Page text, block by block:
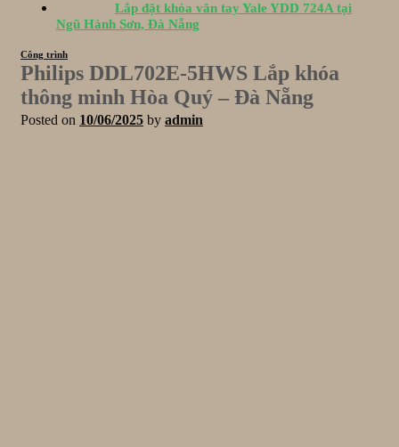
Lắp đặt khóa vân tay Yale YDD 724A tại
Ngũ Hành Sơn, Đà Nẵng
Công trình
Philips DDL702E-5HWS Lắp khóa
thông minh Hòa Quý – Đà Nẵng
Posted on 10/06/2025 by admin